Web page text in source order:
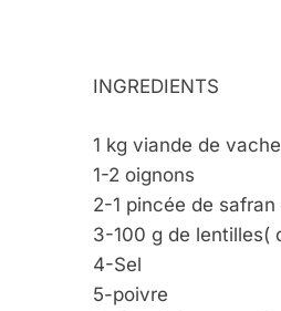
INGREDIENTS
1 kg viande de
1-2 oignons
2-1 pincée de
3-100 g de lentilles(
4-Sel
5-poivre